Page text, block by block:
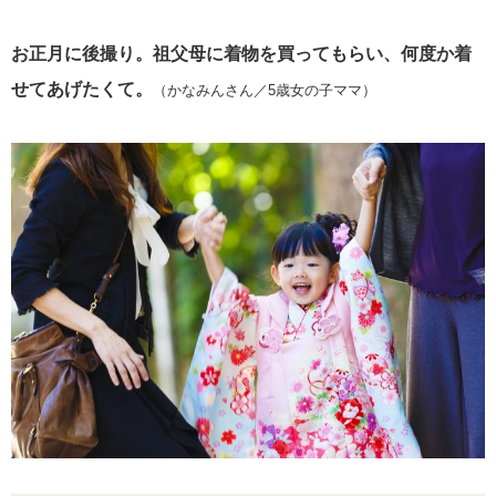
お正月に後撮り。祖父母に着物を買ってもらい、何度か着
せてあげたくて。
（かなみんさん／5歳女の子ママ）